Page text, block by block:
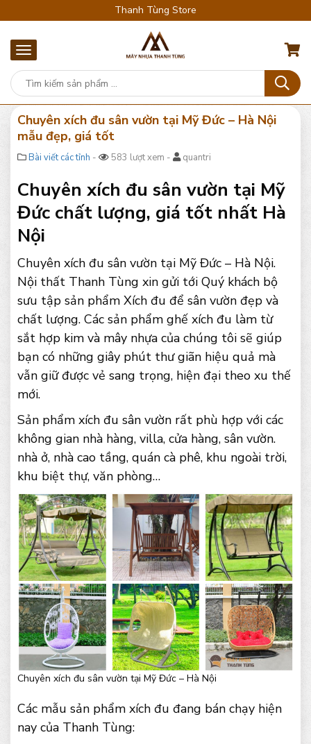
Thanh Tùng Store
Chuyên xích đu sân vườn tại Mỹ Đức – Hà Nội
mẫu đẹp, giá tốt
Bài viết các tỉnh - 583 lượt xem - quantri
Chuyên xích đu sân vườn tại Mỹ
Đức chất lượng, giá tốt nhất Hà
Nội
Chuyên xích đu sân vườn tại Mỹ Đức – Hà Nội.
Nội thất Thanh Tùng xin gửi tới Quý khách bộ
sưu tập sản phẩm Xích đu để sân vườn đẹp và
chất lượng. Các sản phẩm ghế xích đu làm từ
sắt hợp kim và mây nhựa của chúng tôi sẽ giúp
bạn có những giây phút thư giãn hiệu quả mà
vẫn giữ được vẻ sang trọng, hiện đại theo xu thế
mới.
Sản phẩm xích đu sân vườn rất phù hợp với các
không gian nhà hàng, villa, cửa hàng, sân vườn.
nhà ở, nhà cao tầng, quán cà phê, khu ngoài trời,
khu biệt thự, văn phòng…
Chuyên xích đu sân vườn tại Mỹ Đức – Hà Nội
Các mẫu sản phẩm xích đu đang bán chạy hiện
nay của Thanh Tùng: